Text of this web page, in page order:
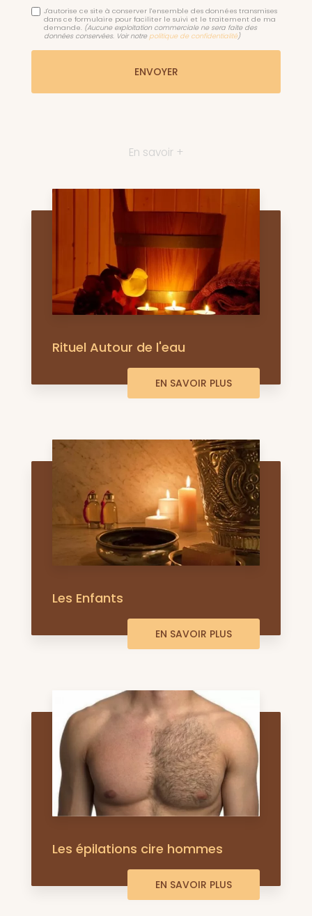
J'autorise ce site à conserver l'ensemble des données transmises
dans ce formulaire pour faciliter le suivi et le traitement de ma
demande. (Aucune exploitation commerciale ne sera faite des
données conservées. Voir notre politique de confidentialité)
En savoir +
Rituel Autour de l'eau
EN SAVOIR PLUS
Les Enfants
EN SAVOIR PLUS
Les épilations cire hommes
EN SAVOIR PLUS